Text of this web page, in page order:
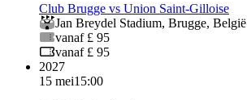
Club Brugge vs Union Saint-Gilloise
Jan Breydel Stadium, Brugge, België
vanaf £ 95
vanaf £ 95
2027
15 mei15:00